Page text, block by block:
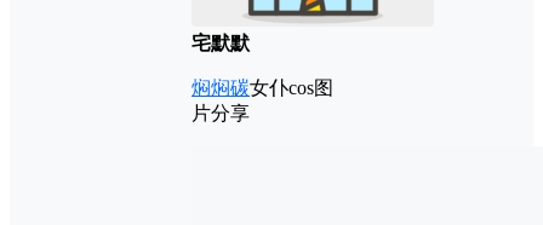
宅默默
焖焖碳女仆cos图
片分享